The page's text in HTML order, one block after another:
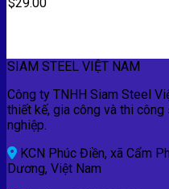
SIAM STEEL VIỆT NAM
Công ty TNHH Siam Steel
thiết kế, gia công và thi
nghiệp.
KCN Phúc Điền, xã Cẩm
Dương, Việt Nam